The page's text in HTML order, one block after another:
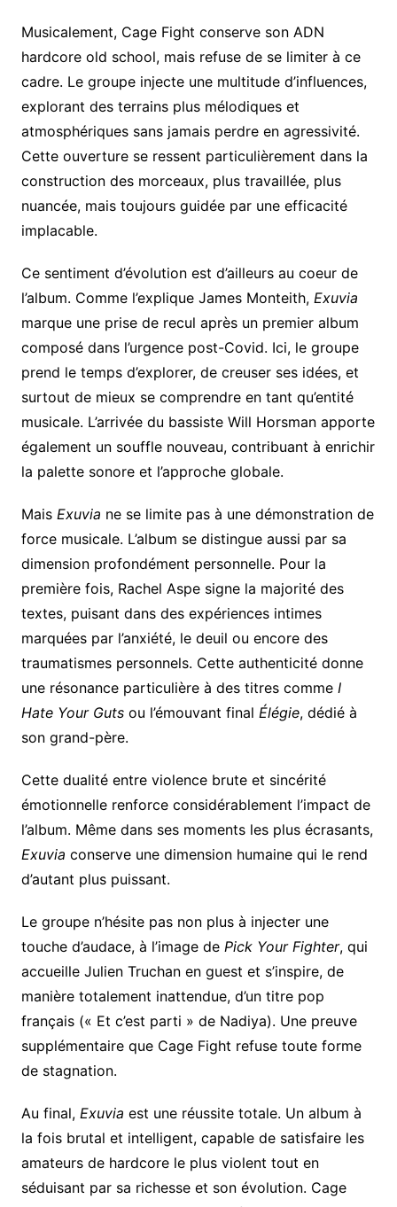
Musicalement, Cage Fight conserve son ADN
hardcore old school, mais refuse de se limiter à ce
cadre. Le groupe injecte une multitude d’influences,
explorant des terrains plus mélodiques et
atmosphériques sans jamais perdre en agressivité.
Cette ouverture se ressent particulièrement dans la
construction des morceaux, plus travaillée, plus
nuancée, mais toujours guidée par une efficacité
implacable.
Ce sentiment d’évolution est d’ailleurs au coeur de
l’album. Comme l’explique James Monteith, Exuvia
marque une prise de recul après un premier album
composé dans l’urgence post-Covid. Ici, le groupe
prend le temps d’explorer, de creuser ses idées, et
surtout de mieux se comprendre en tant qu’entité
musicale. L’arrivée du bassiste Will Horsman apporte
également un souffle nouveau, contribuant à enrichir
la palette sonore et l’approche globale.
Mais Exuvia ne se limite pas à une démonstration de
force musicale. L’album se distingue aussi par sa
dimension profondément personnelle. Pour la
première fois, Rachel Aspe signe la majorité des
textes, puisant dans des expériences intimes
marquées par l’anxiété, le deuil ou encore des
traumatismes personnels. Cette authenticité donne
une résonance particulière à des titres comme I
Hate Your Gutsou l’émouvant final Élégie, dédié à
son grand-père.
Cette dualité entre violence brute et sincérité
émotionnelle renforce considérablement l’impact de
l’album. Même dans ses moments les plus écrasants,
Exuvia conserve une dimension humaine qui le rend
d’autant plus puissant.
Le groupe n’hésite pas non plus à injecter une
touche d’audace, à l’image de Pick Your Fighter, qui
accueille Julien Truchan en guest et s’inspire, de
manière totalement inattendue, d’un titre pop
français (« Et c’est parti » de Nadiya). Une preuve
supplémentaire que Cage Fight refuse toute forme
de stagnation.
Au final, Exuvia est une réussite totale. Un album à
la fois brutal et intelligent, capable de satisfaire les
amateurs de hardcore le plus violent tout en
séduisant par sa richesse et son évolution. Cage